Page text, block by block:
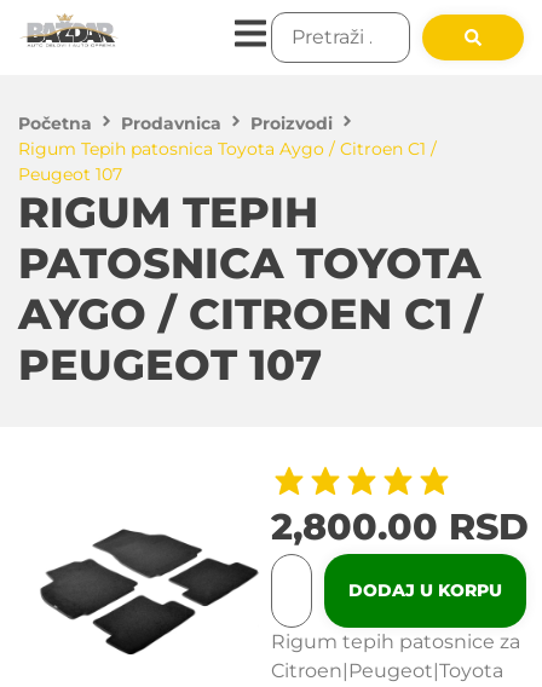
Početna Prodavnica
Proizvodi
Rigum Tepih patosnica Toyota Aygo / Citroen C1 /
Peugeot 107
RIGUM TEPIH
PATOSNICA TOYOTA
AYGO / CITROEN C1 /
PEUGEOT 107
2,800.00 RSD
DODAJ U KORPU
Rigum tepih patosnice za
Citroen|Peugeot|Toyota